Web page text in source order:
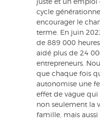
juste et un emploi
cycle
encourager le
terme. En juin
de 889 000
aidé plus de 24
entrepreneurs.
que chaque fois
autonomise une
effet de vague
non seulement la
famille, mais